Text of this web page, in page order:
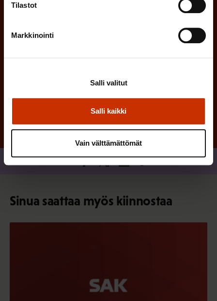
Tilastot
Markkinointi
Salli kaikki
Salli valitut
Vain välttämättömät
Sinua saattaa myös kiinnostaa